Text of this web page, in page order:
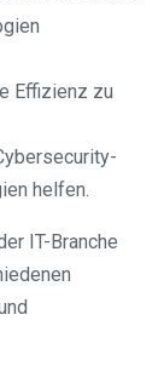
Effizienz zu
helfen.
IT-Branche